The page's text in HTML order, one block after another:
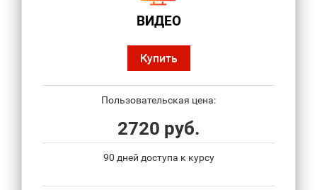
ВИДЕО
Купить
Пользовательская цена:
2720 руб.
90 дней доступа к курсу